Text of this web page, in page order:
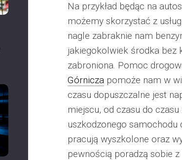
Na przykład będąc na
możemy skorzystać z
nagle zabraknie nam
jakiegokolwiek środka bez
zabroniona. Pomoc
Górnicza pomoże nam w
czasu dopuszczalne jest
miejscu, od czasu do
uszkodzonego
pracują wyszkolone oraz
pewnością poradzą sobie